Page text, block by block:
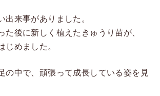
出来事がありました。
た後に新しく植えたきゅうり苗が、
めました。
の中で、頑張って成長している姿を見